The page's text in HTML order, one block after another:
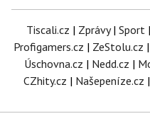
Tiscali.cz | Zprávy| Sport |
Profigamers.cz | ZeStolu.cz |
Úschovna.cz | Nedd.cz |
CZhity.cz | Našepeníze.cz |